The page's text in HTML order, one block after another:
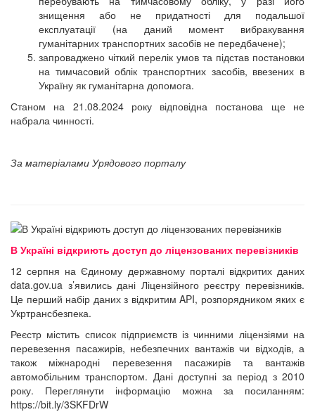
знищення або не придатності для подальшої
експлуатації (на даний момент вибракування
гуманітарних транспортних засобів не передбачене);
запроваджено чіткий перелік умов та підстав постановки
на тимчасовий облік транспортних засобів, ввезених в
Україну як гуманітарна допомога.
Станом на 21.08.2024 року відповідна постанова ще не
набрала чинності.
За матеріалами Урядового порталу
В Україні відкриють доступ до ліцензованих перевізників
12 серпня на Єдиному державному порталі відкритих даних
data.gov.ua з’явились дані Ліцензійного реєстру перевізників.
Це перший набір даних з відкритим API, розпорядником яких є
Укртрансбезпека.
Реєстр містить список підприємств із чинними ліцензіями на
перевезення пасажирів, небезпечних вантажів чи відходів, а
також міжнародні перевезення пасажирів та вантажів
автомобільним транспортом. Дані доступні за період з 2010
року. Переглянути інформацію можна за посиланням:
https://bit.ly/3SKFDrW